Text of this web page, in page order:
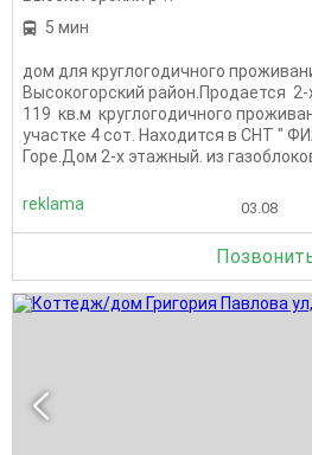
5 мин
дом для круглогодичного
Высокогорский район.Продается
119 кв.м круглогодичного
участке 4 сот. Находится в СНТ "
Горе.Дом 2-х этажный. из
reklama 03.08